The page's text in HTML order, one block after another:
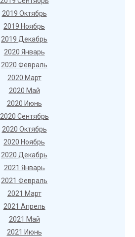
2019 Октябрь
2019 Ноябрь
2019 Декабрь
2020 Январь
2020 Февраль
2020 Март
2020 Май
2020 Июнь
2020 Сентябрь
2020 Октябрь
2020 Ноябрь
2020 Декабрь
2021 Январь
2021 Февраль
2021 Март
2021 Апрель
2021 Май
2021 Июнь